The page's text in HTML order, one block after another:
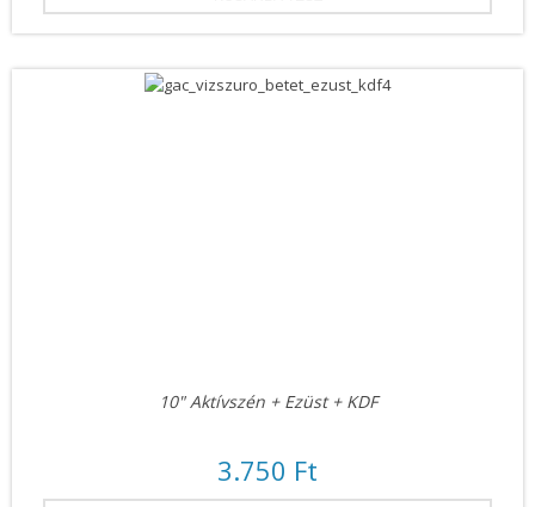
10" Aktívszén + Ezüst + KDF
3.750 Ft